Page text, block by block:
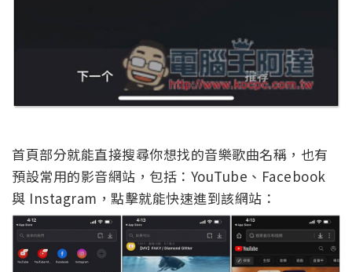
首頁部分就能直接搜尋你想找的音樂歌曲名稱，也有
預設常用的影音網站，包括：YouTube、Facebook
與 Instagram，點擊就能快速進到該網站：